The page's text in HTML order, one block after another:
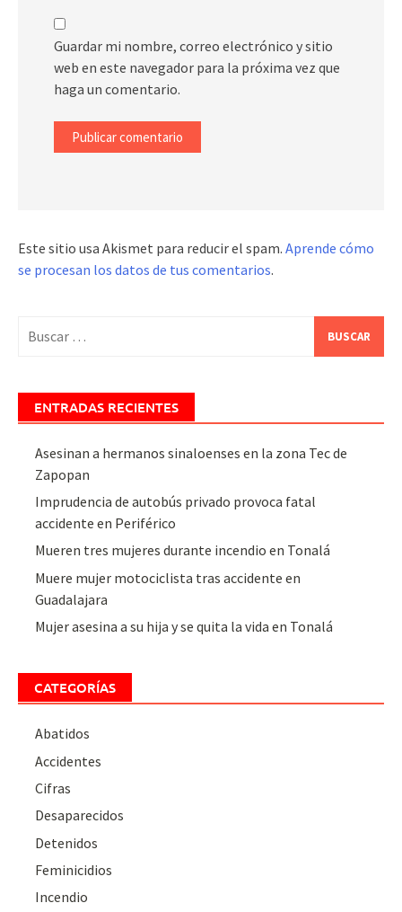
Guardar mi nombre, correo electrónico y sitio
web en este navegador para la próxima vez que
haga un comentario.
Este sitio usa Akismet para reducir el spam. Aprende cómo
se procesan los datos de tus comentarios.
ENTRADAS RECIENTES
Asesinan a hermanos sinaloenses en la zona Tec de
Zapopan
Imprudencia de autobús privado provoca fatal
accidente en Periférico
Mueren tres mujeres durante incendio en Tonalá
Muere mujer motociclista tras accidente en
Guadalajara
Mujer asesina a su hija y se quita la vida en Tonalá
CATEGORÍAS
Abatidos
Accidentes
Cifras
Desaparecidos
Detenidos
Feminicidios
Incendio